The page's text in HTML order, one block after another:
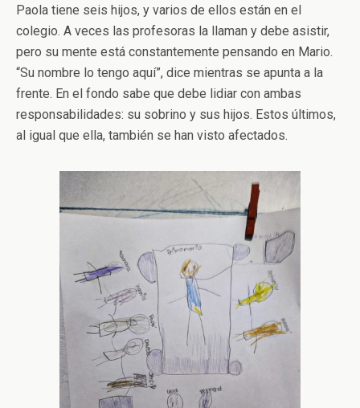
Paola tiene seis hijos, y varios de ellos están en el
colegio. A veces las profesoras la llaman y debe asistir,
pero su mente está constantemente pensando en Mario.
“Su nombre lo tengo aquí”, dice mientras se apunta a la
frente. En el fondo sabe que debe lidiar con ambas
responsabilidades: su sobrino y sus hijos. Estos últimos,
al igual que ella, también se han visto afectados.